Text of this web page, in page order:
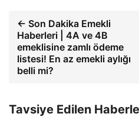
← Son Dakika Emekli
Haberleri | 4A ve 4B
emeklisine zamlı ödeme
listesi! En az emekli aylığı
belli mi?
Tavsiye Edilen